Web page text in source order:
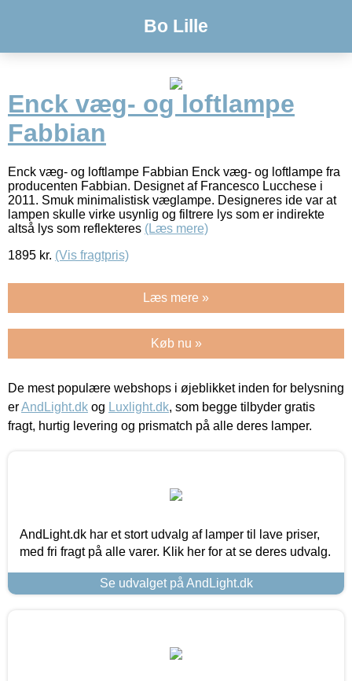
Bo Lille
Enck væg- og loftlampe
Fabbian
Enck væg- og loftlampe Fabbian Enck væg- og loftlampe fra
producenten Fabbian. Designet af Francesco Lucchese i
2011. Smuk minimalistisk væglampe. Designeres ide var at
lampen skulle virke usynlig og filtrere lys som er indirekte
altså lys som reflekteres (Læs mere)
1895 kr. (Vis fragtpris)
Læs mere »
Køb nu »
De mest populære webshops i øjeblikket inden for belysning
erAndLight.dk og Luxlight.dk, som begge tilbyder gratis
fragt, hurtig levering og prismatch på alle deres lamper.
AndLight.dk har et stort udvalg af lamper til lave priser,
med fri fragt på alle varer. Klik her for at se deres udvalg.
Se udvalget på AndLight.dk